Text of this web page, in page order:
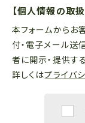
【個人情報の取
本フォームからお
付・電子メール送
者に開示・提供す
詳しくはプライバ